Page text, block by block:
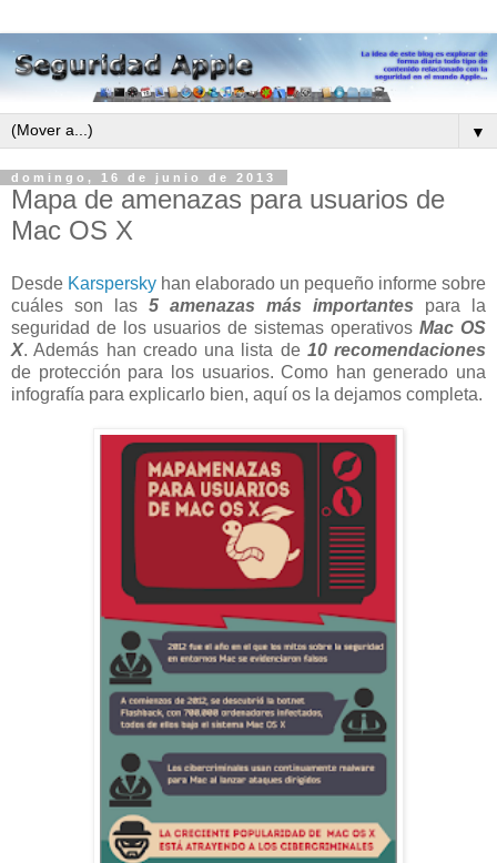
▼
domingo, 16 de junio de 2013
Mapa de amenazas para usuarios de
Mac OS X
Desde Karspersky han elaborado un pequeño informe sobre
cuáles son las 5 amenazas más importantes para la
seguridad de los usuarios de sistemas operativos Mac OS
X. Además han creado una lista de 10 recomendaciones
de protección para los usuarios. Como han generado una
infografía para explicarlo bien, aquí os la dejamos completa.